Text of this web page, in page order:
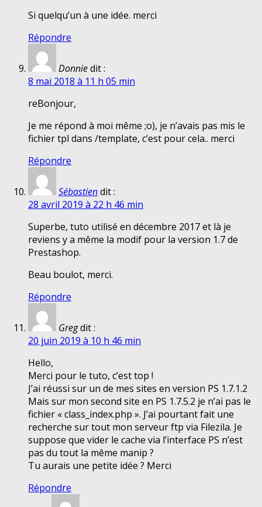
Si quelqu’un à une idée. merci
Répondre
Donniedit :
8 mai 2018 à 11 h 05 min
reBonjour,
Je me répond à moi même ;o), je n’avais pas mis le
fichier tpl dans /template, c’est pour cela.. merci
Répondre
Sébastiendit :
28 avril 2019 à 22 h 46 min
Superbe, tuto utilisé en décembre 2017 et là je
reviens y a même la modif pour la version 1.7 de
Prestashop.
Beau boulot, merci.
Répondre
Gregdit :
20 juin 2019 à 10 h 46 min
Hello,
Merci pour le tuto, c’est top !
J’ai réussi sur un de mes sites en version PS 1.7.1.2
Mais sur mon second site en PS 1.7.5.2 je n’ai pas le
fichier « class_index.php ». J’ai pourtant fait une
recherche sur tout mon serveur ftp via Filezila. Je
suppose que vider le cache via l’interface PS n’est
pas du tout la même manip ?
Tu aurais une petite idée ? Merci
Répondre